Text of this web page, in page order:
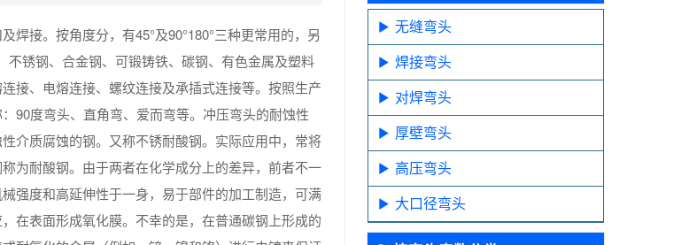
焊接。按角度分，有45°及90°180°三种更常用的，另
锈钢、合金钢、可锻铸铁、碳钢、有色金属及塑料
接、电熔连接、螺纹连接及承插式连接等。按照生产
90度弯头、直角弯、爱而弯等。冲压弯头的耐蚀性
介质腐蚀的钢。又称不锈耐酸钢。实际应用中，常将
为耐酸钢。由于两者在化学成分上的差异，前者不一
强度和高延伸性于一身，易于部件的加工制造，可满
在表面形成氧化膜。不幸的是，在普通碳钢上形成的
无缝弯头
焊接弯头
对焊弯头
厚壁弯头
高压弯头
大口径弯头